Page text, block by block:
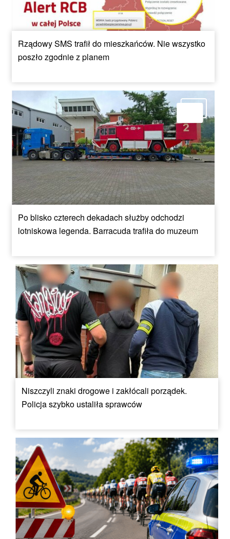
Rządowy SMS trafił do mieszkańców. Nie wszystko
poszło zgodnie z planem
Po blisko czterech dekadach służby odchodzi
lotniskowa legenda. Barracuda trafiła do muzeum
Niszczyli znaki drogowe i zakłócali porządek.
Policja szybko ustaliła sprawców